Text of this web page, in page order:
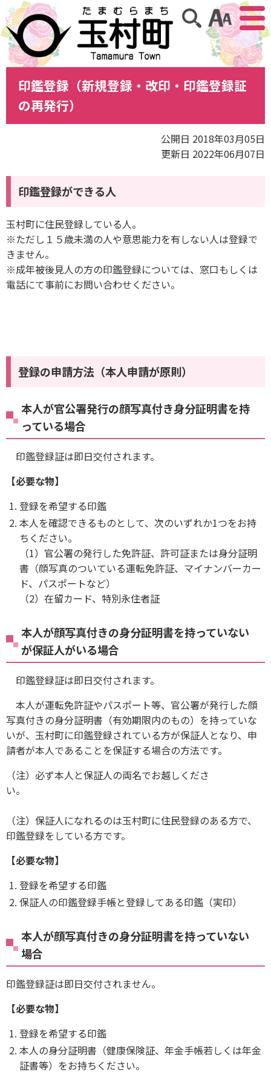
アクセ
サイト内検索
印鑑登録（新規登録・改印・印鑑登録証
の再発行）
公開日 2018年03月05日
更新日 2022年06月07日
印鑑登録ができる人
玉村町に住民登録している人。
※ただし１５歳未満の人や意思能力を有しない人は登録で
きません。
※成年被後見人の方の印鑑登録については、窓口もしくは
電話にて事前にお問い合わせください。
登録の申請方法（本人申請が原則）
本人が官公署発行の顔写真付き身分証明書を持
っている場合
印鑑登録証は即日交付されます。
【必要な物】
登録を希望する印鑑
本人を確認できるものとして、次のいずれか1つをお持
ちください。
（1）官公署の発行した免許証、許可証または身分証明
書（顔写真のついている運転免許証、マイナンバーカー
ド、パスポートなど）
（2）在留カード、特別永住者証
本人が顔写真付きの身分証明書を持っていない
が保証人がいる場合
印鑑登録証は即日交付されます。
本人が運転免許証やパスポート等、官公署が発行した顔
写真付きの身分証明書（有効期限内のもの）を持っていな
いが、玉村町に印鑑登録されている方が保証人となり、申
請者が本人であることを保証する場合の方法です。
（注）必ず本人と保証人の両名でお越しくださ
い。
（注）保証人になれるのは玉村町に住民登録のある方で、
印鑑登録をしている方です。
【必要な物】
登録を希望する印鑑
保証人の印鑑登録手帳と登録してある印鑑（実印）
本人が顔写真付きの身分証明書を持っていない
場合
印鑑登録証は即日交付されません。
【必要な物】
登録を希望する印鑑
本人の身分証明書（健康保険証、年金手帳若しくは年金
証書等）をお持ちください。